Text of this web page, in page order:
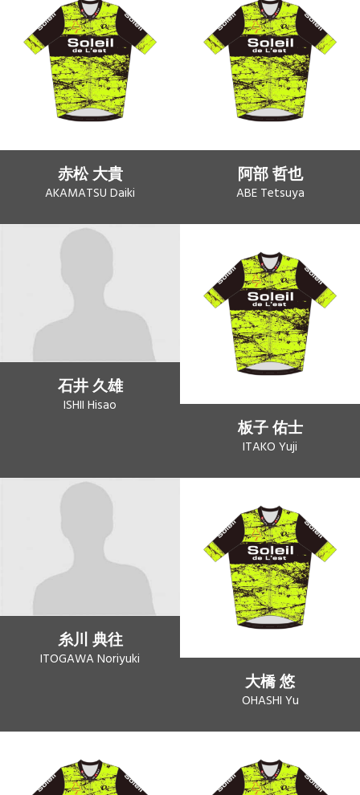
赤松 大貴
AKAMATSU Daiki
阿部 哲也
ABE Tetsuya
石井 久雄
ISHII Hisao
板子 佑士
ITAKO Yuji
糸川 典往
ITOGAWA Noriyuki
大橋 悠
OHASHI Yu